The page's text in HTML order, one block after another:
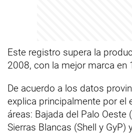
Este registro supera la
2008, con la mejor marca en
De acuerdo a los datos
explica principalmente por el
áreas: Bajada del Palo Oeste
Sierras Blancas (Shell y GyP)